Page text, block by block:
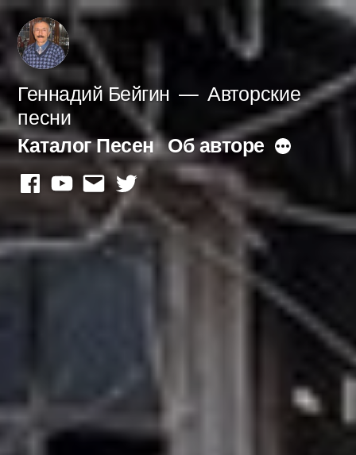
Перейти
к
содержимому
Геннадий Бейгин
Авторские
песни
Каталог Песен Об авторе Больше
facebook
youtube
mailtwitter